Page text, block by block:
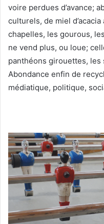
voire perdues d’avance;
culturels, de miel
chapelles, les gourous,
ne vend plus, ou loue;
panthéons girouettes,
Abondance enfin de
médiatique, politique,